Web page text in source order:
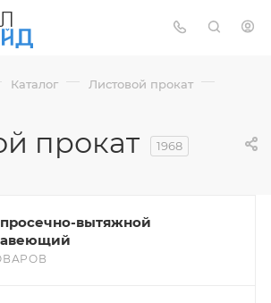
Каталог — Листовой прокат —
прокат 1968
вытяжной